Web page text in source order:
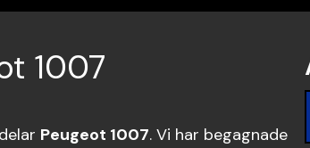
1007
Peugeot 1007. Vi har begagnade